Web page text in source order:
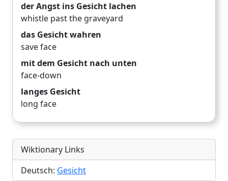
der Angst ins Gesicht lachen
whistle past the graveyard
das Gesicht wahren
save face
mit dem Gesicht nach unten
face-down
langes Gesicht
long face
Wiktionary Links
Deutsch: Gesicht